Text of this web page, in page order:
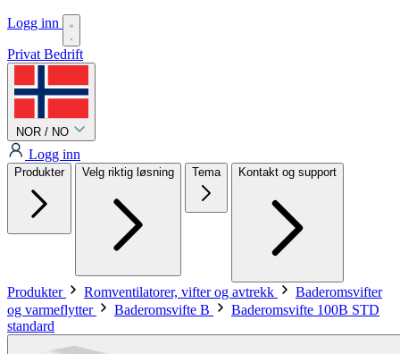
Logg inn
Privat Bedrift
NOR / NO
Logg inn
Produkter Velg riktig løsning Tema Kontakt og support
Produkter Romventilatorer, vifter og avtrekk
Baderomsvifter
og varmeflytter
Baderomsvifte B
Baderomsvifte 100B STD
standard